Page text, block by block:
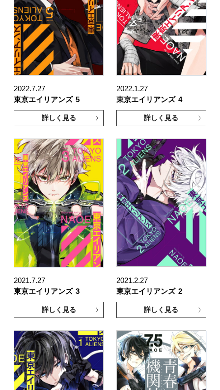
2022.7.27
東京エイリアンズ 5
詳しく見る
2022.1.27
東京エイリアンズ 4
詳しく見る
2021.7.27
東京エイリアンズ 3
詳しく見る
2021.2.27
東京エイリアンズ 2
詳しく見る